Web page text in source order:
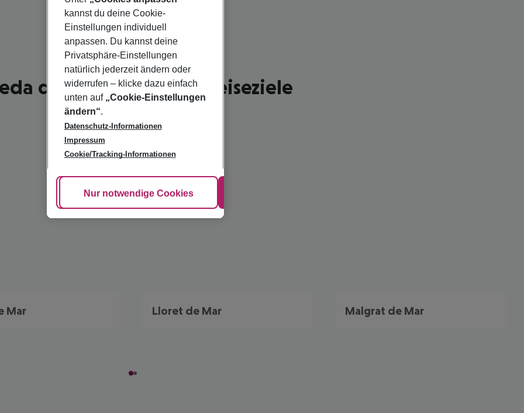
de Mar - schönste Reiseziele
Mar Lloret de Mar Malgrat de Mar
kannst du deine Cookie-
Einstellungen individuell
anpassen. Du kannst deine
Privatsphäre-Einstellungen
natürlich jederzeit ändern oder
widerrufen – klicke dazu einfach
unten auf „Cookie-Einstellungen
ändern“.
Datenschutz-Informationen
Impressum
Cookie/Tracking-Informationen
Cookie anpassen
Nur notwendige Cookies